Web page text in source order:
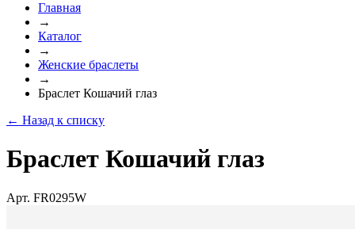
Главная
→
Каталог
→
Женские браслеты
→
Браслет Кошачий глаз
← Назад к списку
Браслет Кошачий глаз
Арт. FR0295W